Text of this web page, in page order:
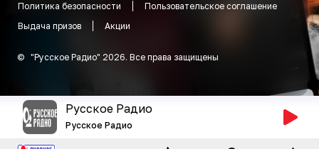
Политика безопасности
Пользовательское соглашение
Выдача призов
Акции
© "Русское Радио" 2026. Все права защищены
Русское Радио
Русское Радио